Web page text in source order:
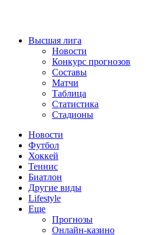
Высшая лига
Новости
Конкурс прогнозов
Составы
Матчи
Таблица
Статистика
Стадионы
Новости
Футбол
Хоккей
Теннис
Биатлон
Другие виды
Lifestyle
Еще
Прогнозы
Онлайн-казино